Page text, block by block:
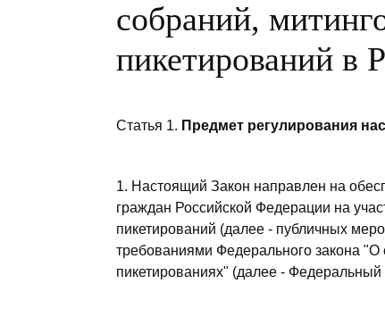
собраний,
пикетирований в
Статья 1. Предмет регулирования
1. Настоящий Закон направлен на
граждан Российской Федерации на
пикетирований (далее - публичных
требованиями Федерального закона "О
пикетированиях" (далее - Федеральный